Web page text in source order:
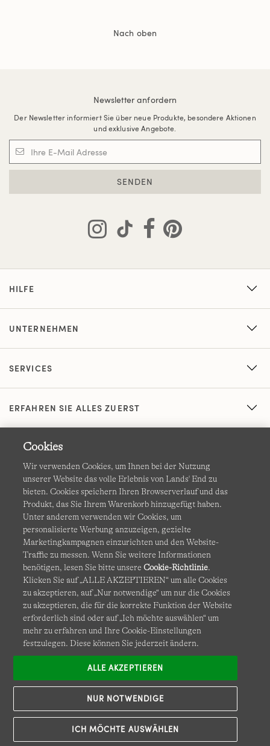
Nach oben
Newsletter anfordern
Der Newsletter informiert Sie über neue Produkte, besondere Aktionen
und exklusive Angebote.
SENDEN
HILFE
UNTERNEHMEN
SERVICES
ERFAHREN SIE ALLES ZUERST
AGB Datenschutz & Sicherheit
Cookies Ich möchte auswählen Barrierefreiheit
Site Map Internationale Websites
Diese Website ist durch reCAPTCHA geschützt. Es gelten die
Datenschutzerklärung undNutzungsbedingungenvon
Google.
© COPYRIGHT LANDS' END EUROPE
Cookies
Wir verwenden Cookies, um Ihnen bei der Nutzung
unserer Website das volle Erlebnis von Lands' End zu
bieten. Cookies speichern Ihren Browserverlauf und das
Produkt, das Sie Ihrem Warenkorb hinzugefügt haben.
Unter anderem verwenden wir Cookies, um
personalisierte Werbung anzuzeigen, gezielte
Marketingkampagnen einzurichten und den Website-
Traffic zu messen. Wenn Sie weitere Informationen
benötigen, lesen Sie bitte unsereCookie-Richtlinie.
Klicken Sie auf „ALLE AKZEPTIEREN“ um alle Cookies
zu akzeptieren, auf „Nur notwendige“ um nur die Cookies
zu akzeptieren, die für die korrekte Funktion der Website
erforderlich sind oder auf „Ich möchte auswählen“ um
mehr zu erfahren und Ihre Cookie-Einstellungen
festzulegen. Diese können Sie jederzeit ändern.
ICH MÖCHTE AUSWÄHLEN
NUR NOTWENDIGE
ALLE AKZEPTIEREN